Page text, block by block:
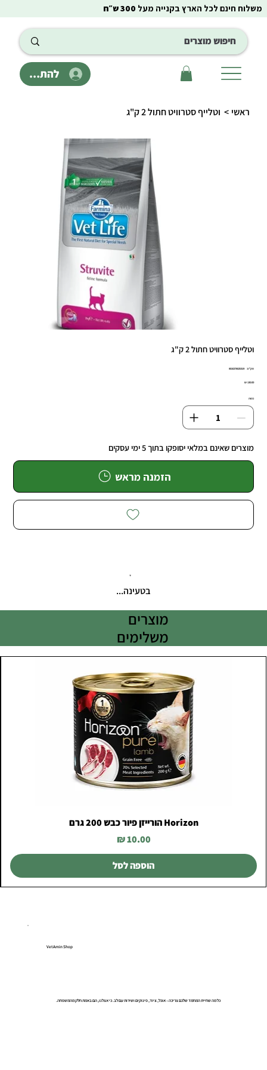
להתחבר
משלוח חינם לכל הארץ בקנייה מעל 300 ש״ח
ראשי > וטלייף סטרוויט חתול 2 ק"ג
וטלייף סטרוויט חתול 2 ק"ג
מק"ט:
מק"ט
8010276025319
מחיר‏130.00 ‏₪
כמות
מוצרים שאינם במלאי יסופקו בתוך 5 ימי עסקים
הזמנה מראש
בטעינה...
מוצרים
משלימים
Horizon הורייזן פיור כבש 200 גרם
מחיר
הוספה לסל
VetAmin Shop
כל מה שחיית המחמד שלכם צריכה – אוכל, ציוד, פינוקים ושירות עם לב. כי אצלנו, הם באמת חלק מהמשפחה.